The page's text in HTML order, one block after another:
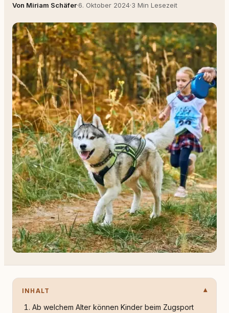
Von Miriam Schäfer·6. Oktober 2024·3 Min Lesezeit
INHALT
Ab welchem Alter können Kinder beim Zugsport